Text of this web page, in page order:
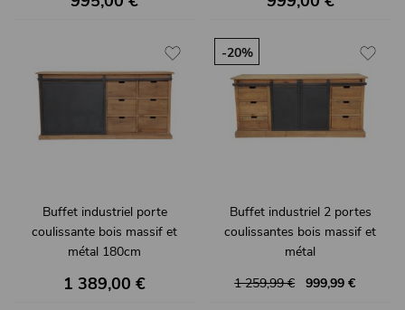
Buffet industriel porte
coulissante bois massif et
métal 180cm
1 389,00 €
-20%
Buffet industriel 2 portes
coulissantes bois massif et
métal
1 259,99 € 999,99 €